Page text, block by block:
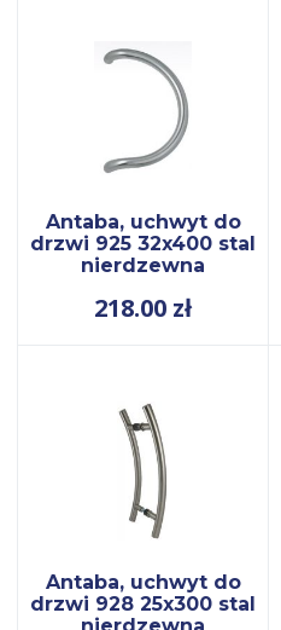
Antaba, uchwyt do
drzwi 925 32x400 stal
nierdzewna
218.00 zł
Antaba, uchwyt do
drzwi 928 25x300 stal